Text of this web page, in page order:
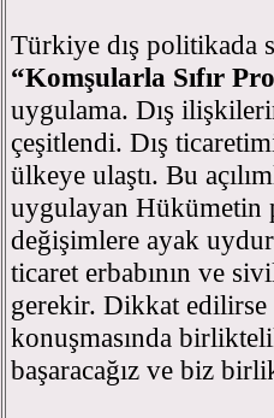
Türkiye dış politikada
“Komşularla Sıfır
uygulama. Dış
çeşitlendi. Dış
ülkeye ulaştı. Bu
uygulayan Hükümetin
değişimlere ayak
ticaret erbabının ve
gerekir. Dikkat edilirse
konuşmasında
başaracağız ve biz